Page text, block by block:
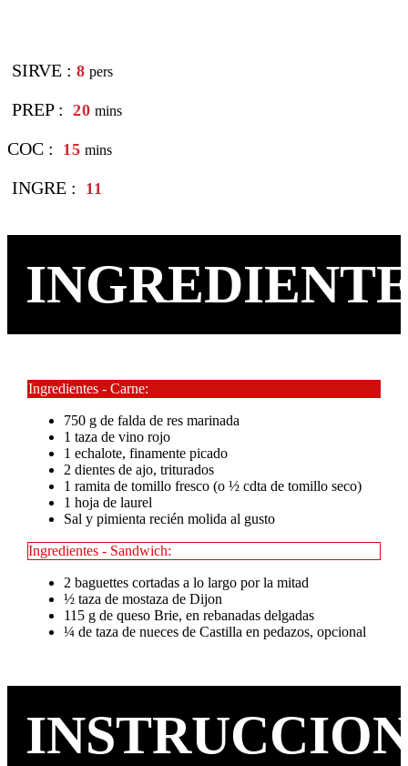
SIRVE : 8 pers
PREP : 20 mins
COC : 15 mins
INGRE : 11
Ingredientes - Carne:
750 g de falda de res marinada
1 taza de vino rojo
1 echalote, finamente picado
2 dientes de ajo, triturados
1 ramita de tomillo fresco (o ½ cdta de tomillo seco)
1 hoja de laurel
Sal y pimienta recién molida al gusto
Ingredientes - Sandwich:
2 baguettes cortadas a lo largo por la mitad
½ taza de mostaza de Dijon
115 g de queso Brie, en rebanadas delgadas
¼ de taza de nueces de Castilla en pedazos, opcional